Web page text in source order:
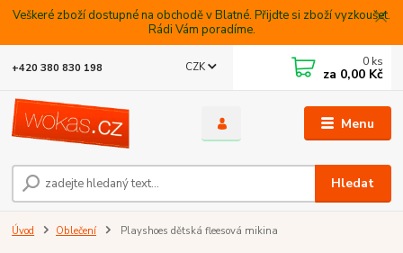
Veškeré zboží dostupné na obchodě v Blatné. Přijdte si zboží vyzkoušet.
Rádi Vám poradíme.
Menu
CZK
Hledat
+420 380 830 198 0 ks
za 0,00 Kč
Úvod Oblečení Playshoes dětská fleesová mikina